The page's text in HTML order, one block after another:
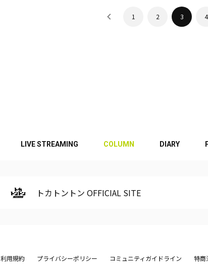
1 2 3 4
LIVE STREAMING COLUMN DIARY
トカトントン OFFICIAL SITE
利用規約 プライバシーポリシー コミュニティガイドライン 特商